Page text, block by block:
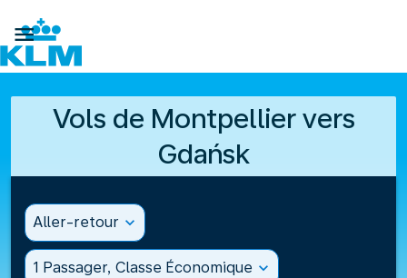

Vols de Montpellier vers
Gdańsk
Aller-retour expand_more
1 Passager, Classe Économique expand_more